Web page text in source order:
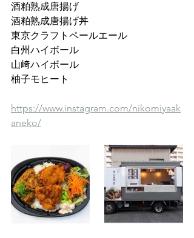
酒粕熟成唐揚げ
酒粕熟成唐揚げ丼
東京クラフトペールエール
白州ハイボール
山﨑ハイボール
柚子モヒート
https://www.instagram.com/nikomiyaak
aneko/